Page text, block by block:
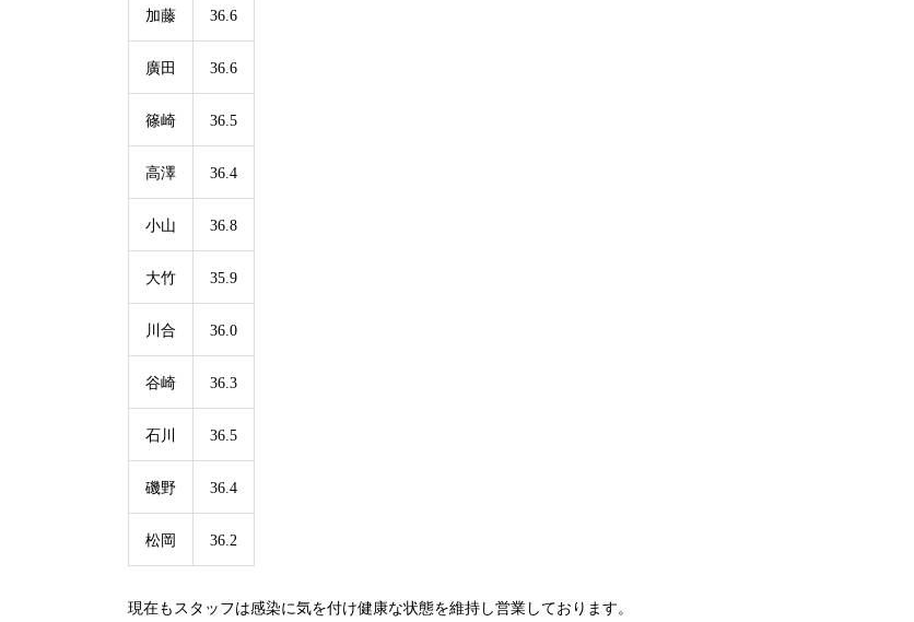
加藤 36.6
廣田 36.6
篠崎 36.5
高澤 36.4
小山 36.8
大竹 35.9
川合 36.0
谷崎 36.3
石川 36.5
磯野 36.4
松岡 36.2
現在もスタッフは感染に気を付け健康な状態を維持し営業しております。